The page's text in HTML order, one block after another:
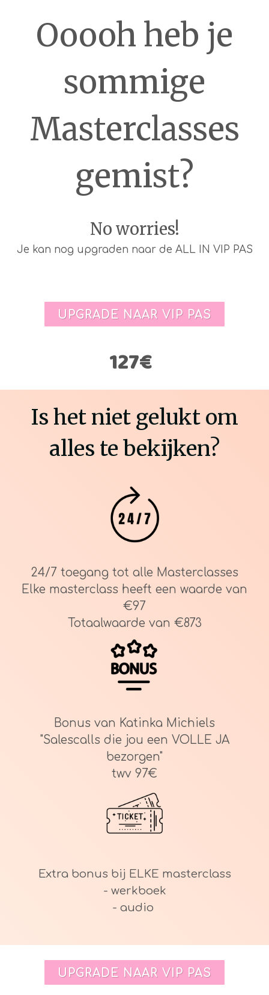
Ooooh heb je
sommige
Masterclasses
gemist?
No worries!
Je kan nog upgraden naar de ALL IN VIP PAS
UPGRADE NAAR VIP PAS
127€
Is het niet gelukt om
alles te bekijken?
24/7 toegang tot alle Masterclasses
Elke masterclass heeft een waarde van
€97
Totaalwaarde van €873
Bonus van Katinka Michiels
"Salescalls die jou een VOLLE JA
bezorgen"
twv 97€
Extra bonus bij ELKE masterclass
- werkboek
- audio
UPGRADE NAAR VIP PAS